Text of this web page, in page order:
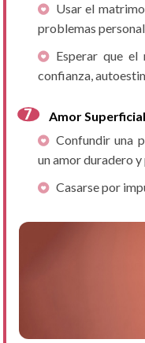
Usar el
problemas
Esperar que el
confianza,
Amor
Confundir una
un amor duradero
Casarse por